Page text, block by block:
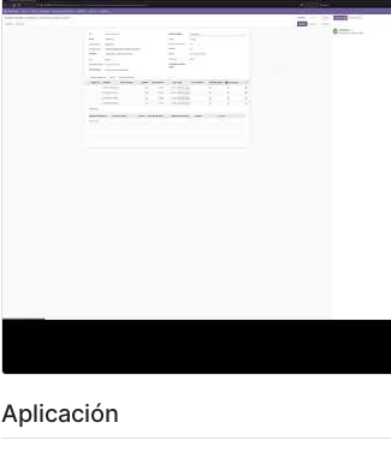
Aplicación